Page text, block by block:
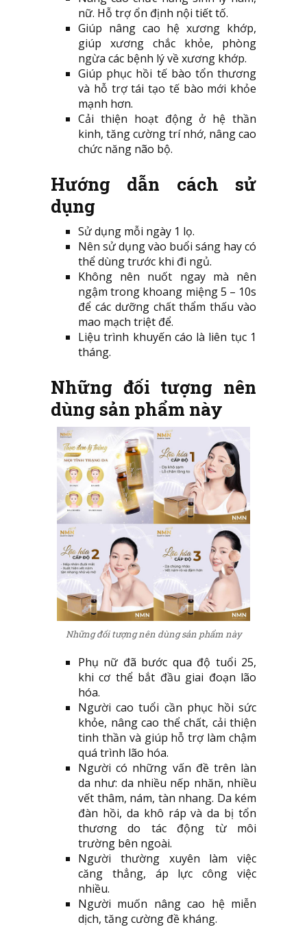
nữ. Hỗ trợ ổn định nội tiết tố.
Giúp nâng cao hệ xương khớp,
giúp xương chắc khỏe, phòng
ngừa các bệnh lý về xương khớp.
Giúp phục hồi tế bào tổn thương
và hỗ trợ tái tạo tế bào mới khỏe
mạnh hơn.
Cải thiện hoạt động ở hệ thần
kinh, tăng cường trí nhớ, nâng cao
chức năng não bộ.
Hướng dẫn cách sử
dụng
Sử dụng mỗi ngày 1 lọ.
Nên sử dụng vào buổi sáng hay có
thể dùng trước khi đi ngủ.
Không nên nuốt ngay mà nên
ngậm trong khoang miệng 5 – 10s
để các dưỡng chất thẩm thấu vào
mao mạch triệt để.
Liệu trình khuyến cáo là liên tục 1
tháng.
Những đối tượng nên
dùng sản phẩm này
Những đối tượng nên dùng sản phẩm này
Phụ nữ đã bước qua độ tuổi 25,
khi cơ thể bắt đầu giai đoạn lão
hóa.
Người cao tuổi cần phục hồi sức
khỏe, nâng cao thể chất, cải thiện
tinh thần và giúp hỗ trợ làm chậm
quá trình lão hóa.
Người có những vấn đề trên làn
da như: da nhiều nếp nhăn, nhiều
vết thâm, nám, tàn nhang. Da kém
đàn hồi, da khô ráp và da bị tổn
thương do tác động từ môi
trường bên ngoài.
Người thường xuyên làm việc
căng thẳng, áp lực công việc
nhiều.
Người muốn nâng cao hệ miễn
dịch, tăng cường đề kháng.